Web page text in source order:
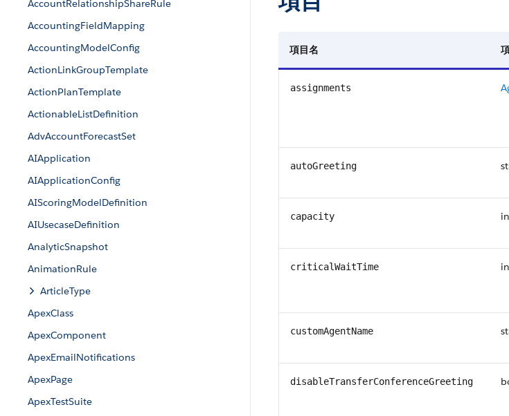
AccountRelationshipShareRule
AccountingFieldMapping
AccountingModelConfig
ActionLinkGroupTemplate
ActionPlanTemplate
ActionableListDefinition
AdvAccountForecastSet
AIApplication
AIApplicationConfig
AIScoringModelDefinition
AIUsecaseDefinition
AnalyticSnapshot
AnimationRule
ArticleType
ApexClass
ApexComponent
ApexEmailNotifications
ApexPage
ApexTestSuite
項目名
assignments
autoGreeting
capacity
criticalWaitTime
customAgentName
disableTransferConferenceGreeting